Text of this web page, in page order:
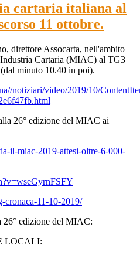
cartaria italiana al
11 ottobre.
direttore Assocarta, nell'ambito
Cartaria (MIAC) al TG3
minuto 10.40 in poi).
notiziari/video/2019/10/
26° edizione del MIAC ai
il-miac-2019-attesi-oltre-6-000-
11-10-2019/
edizione del MIAC:
LOCALI: